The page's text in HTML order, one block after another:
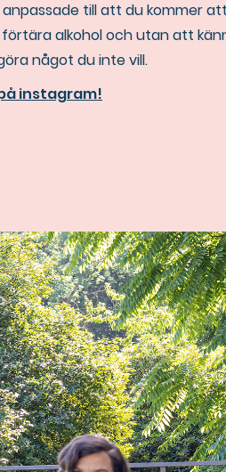
till att du kommer
alkohol och utan att
något du inte vill.
instagram!